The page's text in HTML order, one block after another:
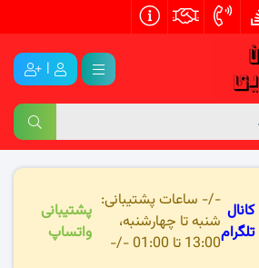
|
کانال
تلگرام
-/- ساعات پشتیبانی:
شنبه تا چهارشنبه،
13:00 تا 01:00 -/-
پشتیبانی
واتساپ